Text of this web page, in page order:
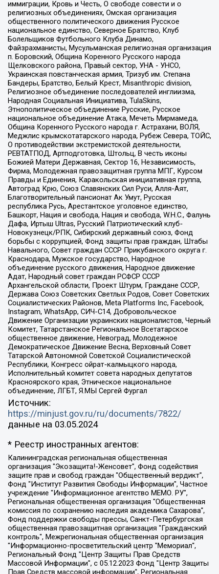
иммиграции, Кровь и Честь, О свободе совести и о
религиозных объединениях, Омская организация
общественного политического движения Русское
национальное единство, Северное Братство, Клуб
Болельщиков Футбольного Клуба Динамо,
Файзрахманисты, Мусульманская религиозная организация
п. Боровский, Община Коренного Русского народа
Щелковского района, Правый сектор, УНА - УНСО,
Украинская повстанческая армия, Тризуб им. Степана
Бандеры, Братство, Белый Крест, Misanthropic division,
Религиозное объединение последователей инглиизма,
Народная Социальная Инициатива, TulaSkins,
Этнополитическое объединение Русские, Русское
национальное объединение Атака, Мечеть Мирмамеда,
Община Коренного Русского народа г. Астрахани, ВОЛЯ,
Меджлис крымскотатарского народа, Рубеж Севера, ТОЙС,
О противодействии экстремистской деятельности,
РЕВТАТПОД, Артподготовка, Штольц, В честь иконы
Божией Матери Державная, Сектор 16, Независимость,
Фирма, Молодежная правозащитная группа МПГ, Курсом
Правды и Единения, Каракольская инициативная группа,
Автоград Крю, Союз Славянских Сил Руси, Алля-Аят,
Благотворительный пансионат Ак Умут, Русская
республика Русь, Арестантское уголовное единство,
Башкорт, Нация и свобода, Нация и свобода, W.H.С., Фалунь
Дафа, Иртыш Ultras, Русский Патриотический клуб-
Новокузнецк/РПК, Сибирский державный союз, Фонд
борьбы с коррупцией, Фонд защиты прав граждан, Штабы
Навального, Совет граждан СССР Прикубанского округа г.
Краснодара, Мужское государство, Народное
объединение русского движения, Народное движение
Адат, Народный совет граждан РСФСР СССР
Архангельской области, Проект Штурм, Граждане СССР,
Держава Союз Советских Светлых Родов, Совет Советских
Социалистических Районов, Meta Platforms Inc, Facebook,
Instagram, WhatsApp, СИЧ-С14, Добровольческое
Движение Организации украинских националистов, Черный
Комитет, Татарстанское Региональное Всетатарское
общественное движение, Невоград, Молодежное
Демократическое Движение Весна, Верховный Совет
Татарской Автономной Советской Социалистической
Республики, Конгресс ойрат-калмыцкого народа,
Исполнительный комитет совета народных депутатов
Красноярского края, Этническое национальное
объединение, ЛГБТ, Я.МЫ Сергей Фургал
Источник:
https://minjust.gov.ru/ru/documents/7822/
данные на 03.05.2024
* Реестр иностранных агентов:
Калининградская региональная общественная организация "Экозащита!-Женсовет", Фонд содействия защите прав и свобод граждан "Общественный вердикт", Фонд "Институт Развития Свободы Информации", Частное учреждение "Информационное агентство МЕМО. РУ", Региональная общественная организация "Общественная комиссия по сохранению наследия академика Сахарова", Фонд поддержки свободы прессы, Санкт-Петербургская общественная правозащитная организация "Гражданский контроль", Межрегиональная общественная организация "Информационно-просветительский центр "Мемориал", Региональный Фонд "Центр Защиты Прав Средств Массовой Информации", с 05.12.2023 Фонд "Центр Защиты Прав Средств массовой информации", Региональная общественная благотворительная организация помощи беженцам и мигрантам "Гражданское содействие", Негосударственное образовательное учреждение дополнительного профессионального образования (повышение квалификации) специалистов "АКАДЕМИЯ ПО ПРАВАМ ЧЕЛОВЕКА", Свердловская региональная общественная организация "Сутяжник", Автономная некоммерческая организация "Центр независимых социологических исследований", Союз общественных объединений "Российский исследовательский центр по правам человека", Региональное общественное учреждение научно-информационный центр "МЕМОРИАЛ", Некоммерческая организация "Фонд защиты гласности", Автономная некоммерческая организация "Институт прав человека", Городская общественная организация "Екатеринбургское общество "МЕМОРИАЛ", Городская общественная организация "Рязанское историко-просветительское и правозащитное общество "Мемориал" (Рязанский Мемориал), Челябинский региональный орган общественной самодеятельности – женское общественное объединение "Женщины Евразии", Челябинский региональный орган общественной самодеятельности "Уральская правозащитная группа", Фонд содействия защите здоровья и социальной справедливости имени Андрея Рылькова, Автономная Некоммерческая Организация "Аналитический Центр Юрия Левады", Автономная некоммерческая организация социальной поддержки населения "Проект Апрель", Региональная общественная организация помощи женщинам и детям, находящимся в кризисной ситуации "Информационно-методический центр "Анна", Фонд содействия развитию массовых коммуникаций и правовому просвещению "Так-так-Так", Фонд содействия устойчивому развитию "Серебряная тайга", Свердловский региональный общественный фонд социальных проектов "Новое время", "Idel.Реалии", Кавказ.Реалии, Крым.Реалии, Телеканал Настоящее Время, Татаро-башкирская служба Радио Свобода (Azatliq Radiosi), Радио Свободная Европа/Радио Свобода (PCE/PC), "Сибирь.Реалии", "Фактограф", Благотворительный фонд помощи осужденным и их семьям, Автономная некоммерческая организация "Институт глобализации и социальных движений", Фонд "В защиту прав заключенных", Частное учреждение "Центр поддержки и содействия развитию средств массовой информации", Пензенский региональный общественный благотворительный фонд "Гражданский союз", "Север.Реалии", Некоммерческая организация Фонд "Правовая инициатива", Общество с ограниченной ответственностью "Радио Свободная Европа/Радио Свобода", Чешское информационное агентство "MEDIUM-ORIENT", Красноярская региональная общественная организация "Мы против СПИДа", Камалягин Денис Николаевич, Маркелов Сергей Евгеньевич, Пономарев Лев Александрович, Савицкая Людмила Алексеевна, Автономная некоммерческая организация "Центр по работе с проблемой насилия "НАСИЛИЮ.НЕТ", Межрегиональный профессиональный союз работников здравоохранения "Альянс врачей", Юридическое лицо, зарегистрированное в Латвийской Республике, SIA "Medusa Project" (регистрационный номер 40103797863, дата регистрации 10.06.2014), Некоммерческая организация "Фонд по борьбе с коррупцией", Автономная некоммерческая организация "Институт права и публичной политики", Баданин Роман Сергеевич, Гликин Максим Александрович, Железнова Мария Михайловна, Лукьянова Юлия Сергеевна, Маетная Елизавета Витальевна, Маняхин Петр Борисович, Чуракова Ольга Владимировна, Ярош Юлия Петровна, Юридическое лицо "The Insider SIA", зарегистрированное в Риге, Латвийская Республика (дата регистрации 26.06.2015), являющееся администратором доменного имени интернет-издания "The Insider SIA", https://theins.ru, Постернак Алексей Евгеньевич, Рубин Михаил Аркадьевич, Анин Роман Александрович, Юридическое лицо Istories fonds, зарегистрированное в Латвийской Республике (регистрационный номер 50008295751, дата регистрации 24.02.2020), Великовский Дмитрий Александрович, Долинина Ирина Николаевна, Мароховская Алеся Алексеевна, Шлейнов Роман Юрьевич, Шмагун Олеся Валентиновна, Общество с ограниченной ответственностью "Альтаир 2021", Общество с ограниченной ответственностью "Вега 2021", Общество с ограниченной ответственностью "Главный редактор 2021", Общество с ограниченной ответственностью "Ромашки монолит", Важенков Артем Валерьевич, Ивановская областная общественная организация "Центр гендерных исследований", Гурман Юрий Альбертович, Медиапроект "ОВД-Инфо", Егоров Владимир Владимирович, Жилинский Владимир Александрович, Общество с ограниченной ответственностью "ЗП", Иванова София Юрьевна, Карезина Инна Павловна, Кильтау Екатерина Викторовна, Петров Алексей Викторович, Пискунов Сергей Евгеньевич, Смирнов Сергей Сергеевич, Тихонов Михаил Сергеевич, Общество с ограниченной ответственностью "ЖУРНАЛИСТ-ИНОСТРАННЫЙ АГЕНТ", Арапова Галина Юрьевна, Вольтская Татьяна Анатольевна, Американская компания "Mason G.E.S. Anonymous Foundation" (США), являющаяся владельцем интернет-издания https://mnews.world/, Компания "Stichting Bellingcat", зарегистрированная в Нидерландах (дата регистрации 11.07.2018), Захаров Андрей Вячеславович, Клепиковская Екатерина Дмитриевна, Общество с ограниченной ответственностью "МЕМО", Перл Роман Александрович, Симонов Евгений Алексеевич, Соловьева Елена Анатольевна, Сотников Даниил Владимирович, Сурначева Елизавета Дмитриевна, Автономная некоммерческая организация по защите прав человека и информированию населения "Якутия – Наше Мнение", Общество с ограниченной ответственностью "Москоу диджитал медиа", с 26.01.2023 Общество с ограниченной ответственностью "Чайка Белые сады", Ветошкина Валерия Валерьевна, Заговора Максим Александрович, Межрегиональное общественное движение "Российская ЛГБТ - сеть", Оленичев Максим Владимирович, Павлов Иван Юрьевич, Скворцова Елена Сергеевна, Общество с ограниченной ответственностью "Как бы инагент", Кочетков Игорь Викторович, Общество с ограниченной ответственностью "Честные выборы", Еланчик Олег Александрович, Общество с ограниченной ответственностью "Нобелевский призыв", Гималова Регина Эмилевна, Григорьев Андрей Валерьевич, Григорьева Алина Александровна, Ассоциация по содействию защите прав призывников, альтернативнослужащих и военнослужащих "Правозащитная группа "Гражданин.Армия.Право", Хисамова Регина Фаритовна, Автономная некоммерческая организация по реализации социально-правовых программ "Лилит", Дальневосточное общественное движение "Маяк", Санкт-Петербургская ЛГБТ-инициативная группа "Выход", Инициативная группа ЛГБТ+ "Реверс", Алексеев Андрей Викторович, Бекбулатова Таисия Львовна, Беляев Иван Михайлович, Владыкина Елена Сергеевна, Гельман Марат Александрович, Никульшина Вероника Юрьевна, Толоконникова Надежда Андреевна, Шендерович Виктор Анатольевич, Общество с ограниченной ответственностью "Данное сообщение", Общество с ограниченной ответственностью Издательский дом "Новая глава", Айнбиндер Александра Александровна, Московский комьюнити-центр для ЛГБТ+инициатив, Благотворительный фонд развития филантропии, Deutsche Welle (Германия, Kurt-Schumacher-Strasse 3, 53113 Bonn), Борзунова Мария Михайловна, Воробьев Виктор Викторович, Голубева Анна Львовна, Константинова Алла Михайловна, Малкова Ирина Владимировна, Мурадов Мурад Абдулгалимович, Осетинская Елизавета Николаевна, Понасенков Евгений Николаевич, Ганапольский Матвей Юрьевич, Киселев Евгений Алексеевич, Борухович Ирина Григорьевна, Дремин Иван Тимофеевич, Дубровский Дмитрий Викторович, Красноярская региональная общественная организация поддержки и развития альтернативных образовательных технологий и межкультурных коммуникаций "ИНТЕРРА", Маяковская Екатерина Алексеевна, Фейгин Марк Захарович, Филимонов Андрей Викторович, Дзугкоева Регина Николаевна, Доброхотов Роман Александрович, Дудь Юрий Александрович, Елкин Сергей Владимирович, Кругликов Кирилл Игоревич, Сабунаева Мария Леонидовна, Семенов Алексей Владимирович, Шаинян Карен Багратович, Шульман Екатерина Михайловна, Асафьев Артур Валерьевич, Вахштайн Виктор Семенович, Венедиктов Алексей Алексеевич, Лушникова Екатерина Евгеньевна, Волков Леонид Михайлович, Невзоров Александр Глебович, Пархоменко Сергей Борисович, Сироткин Ярослав Николаевич, Кара-Мурза Владимир Владимирович, Баранова Наталья Владимировна, Гозман Леонид Яковлевич, Кагарлицкий Борис Юльевич, Климарев Михаил Валерьевич, Милов Владимир Станиславович, Автономная некоммерческая организация Краснодарский центр современного искусства "Типография", Моргенштерн Алишер Тагирович, Соболь Любовь Эдуардовна, Общество с ограниченной ответственностью "ЛИЗА НОРМ", Каспаров Гарри Кимович, Ходорковский Михаил Борисович, Общество с ограниченной ответственностью "Апрельские тезисы", Данилович Ирина Брониславовна, Кашин Олег Владимирович, Петров Николай Владимирович, Пивоваров Алексей Владимирович, Соколов Михаил Владимирович, Цветкова Юлия Владимировна, Чичваркин Евгений Александрович, Комитет против пыток/Команда против пыток, Общество с ограниченной ответственностью "Первый научный", Общество с ограниченной ответственностью "Вертолет и ко", Белоцерковская Вероника Борисовна, Кац Максим Евгеньевич, Лазарева Татьяна Юрьевна, Шаведдинов Руслан Табризович, Яшин Илья Валерьевич, Общество с ограниченной ответственностью "Иноагент ААВ", Алешковский Дмитрий Петрович, Альбац Евгения Марковна, Быков Дмитрий Львович, Галямина Юлия Евгеньевна, Лойко Сергей Леонидович, Мартынов Кирилл Константинович, Медведев Сергей Александрович, Крашенинников Федор Геннадиевич, Гордеева Катерина Вл